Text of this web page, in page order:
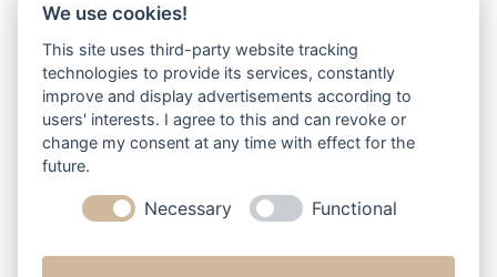
9:00 BIS 12:00 UHR
14:00 BIS 17:30 UHR
DIENSTAG
9:00 BIS 12:00 UHR
14:00 BIS 17:30 UHR
9:00 BIS 12:00 UHR
9:00 BIS 12:00 UHR
We use cookies!
This site uses third-party website tracking
technologies to provide its services, constantly
improve and display advertisements according to
users' interests. I agree to this and can revoke or
change my consent at any time with effect for the
future.
Necessary Functional